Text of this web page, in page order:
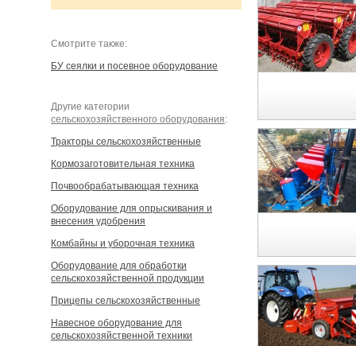
Cмотрите также:
БУ сеялки и посевное оборудование
Другие категории
сельскохозяйственного оборудования:
Тракторы сельскохозяйственные
Кормозаготовительная техника
Почвообрабатывающая техника
Оборудование для опрыскивания и
внесения удобрения
Комбайны и уборочная техника
Оборудование для обработки
сельскохозяйственной продукции
Прицепы сельскохозяйственные
Навесное оборудование для
сельскохозяйственной техники